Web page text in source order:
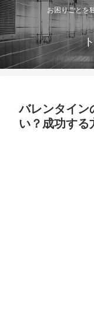
お困りごとを
バレンタイン
い？成功する